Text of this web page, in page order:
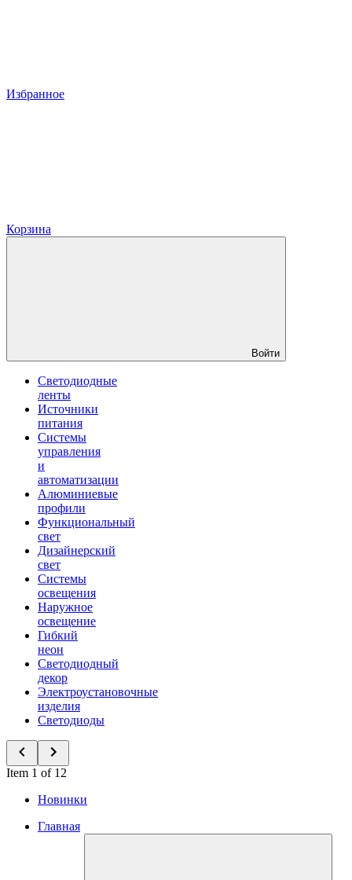
Избранное
Корзина
Войти
Светодиодные
ленты
Источники
питания
Системы
управления
и
автоматизации
Алюминиевые
профили
Функциональный
свет
Дизайнерский
свет
Системы
освещения
Наружное
освещение
Гибкий
неон
Светодиодный
декор
Электроустановочные
изделия
Светодиоды
Item 1 of 12
Новинки
Главная